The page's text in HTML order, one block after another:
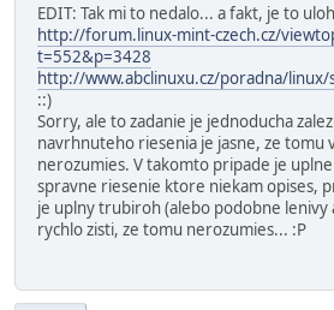
EDIT: Tak mi to nedalo... a fakt, je to
http://forum.linux-mint-czech.cz/
t=552&p=3428
http://www.abclinuxu.cz/poradna/
::)
Sorry, ale to zadanie je jednoducha
navrhnuteho riesenia je jasne, ze tomu
nerozumies. V takomto pripade je
spravne riesenie ktore niekam opises,
je uplny trubiroh (alebo podobne lenivy
rychlo zisti, ze tomu nerozumies... :P